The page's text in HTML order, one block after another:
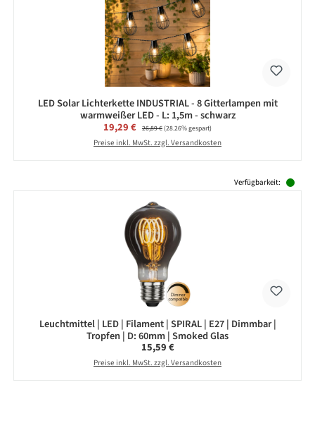
LED Solar Lichterkette INDUSTRIAL - 8 Gitterlampen mit
warmweißer LED - L: 1,5m - schwarz
Verkaufspreis:
19,29 € Regulärer Preis:
26,89 €(28.26% gespart)
Preise inkl. MwSt. zzgl. Versandkosten
Verfügbarkeit:
Leuchtmittel | LED | Filament | SPIRAL | E27 | Dimmbar |
Tropfen | D: 60mm | Smoked Glas
Regulärer Preis:
15,59 €
Preise inkl. MwSt. zzgl. Versandkosten